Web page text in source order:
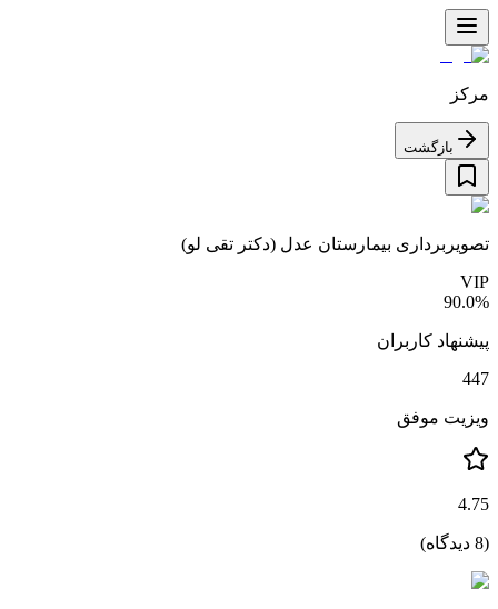
مرکز‌
بازگشت
تصویربرداری بیمارستان عدل (دکتر تقی لو)
VIP
90.0%
پیشنهاد کاربران
447
ویزیت موفق
4.75
(
8 دیدگاه)